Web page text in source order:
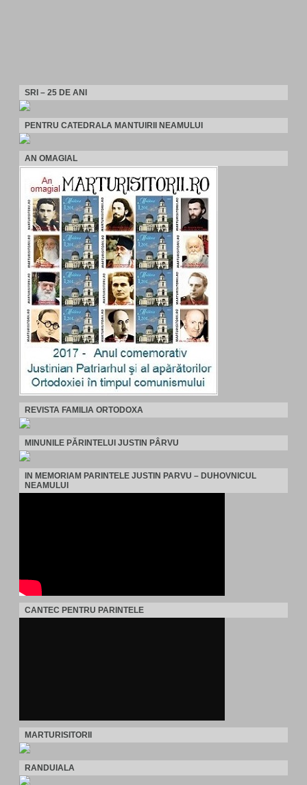
SRI – 25 DE ANI
PENTRU CATEDRALA MANTUIRII NEAMULUI
AN OMAGIAL
REVISTA FAMILIA ORTODOXA
MINUNILE PĂRINTELUI JUSTIN PÂRVU
IN MEMORIAM PARINTELE JUSTIN PARVU – DUHOVNICUL
NEAMULUI
CANTEC PENTRU PARINTELE
MARTURISITORII
RANDUIALA